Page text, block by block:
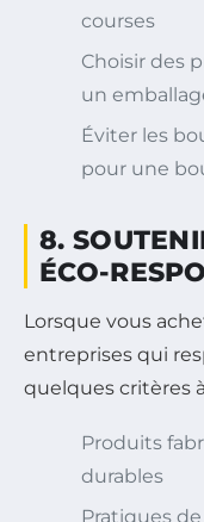
courses
Choisir des
un
Éviter les
pour une
8.
ÉCO-
Lorsque vous
entreprises qui
quelques critères
Produits
durables
Pratiques